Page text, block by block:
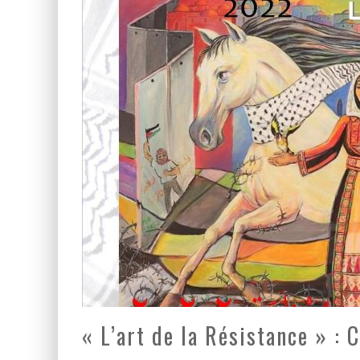
LA GUERRE SIONISTE,
LA BANALITÉ DU MAL
« L’art de la Résistance » :